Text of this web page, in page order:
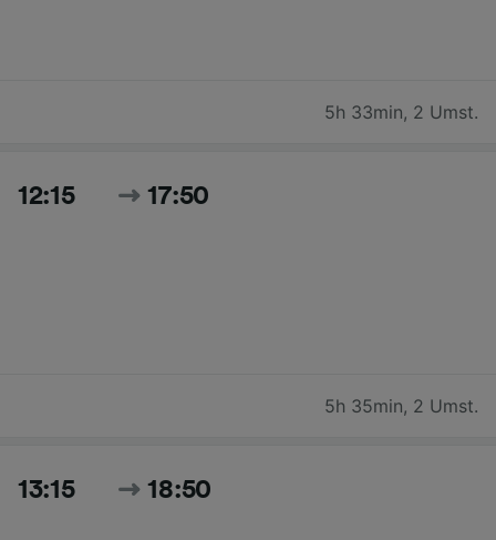
5h 33min, 2 Umst.
12:15 17:50
5h 35min, 2 Umst.
13:15 18:50